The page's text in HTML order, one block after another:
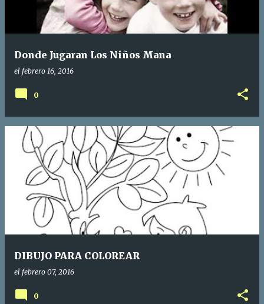
Donde Jugaran Los Niños Mana
el febrero 16, 2016
0
DIBUJO PARA COLOREAR
el febrero 07, 2016
0